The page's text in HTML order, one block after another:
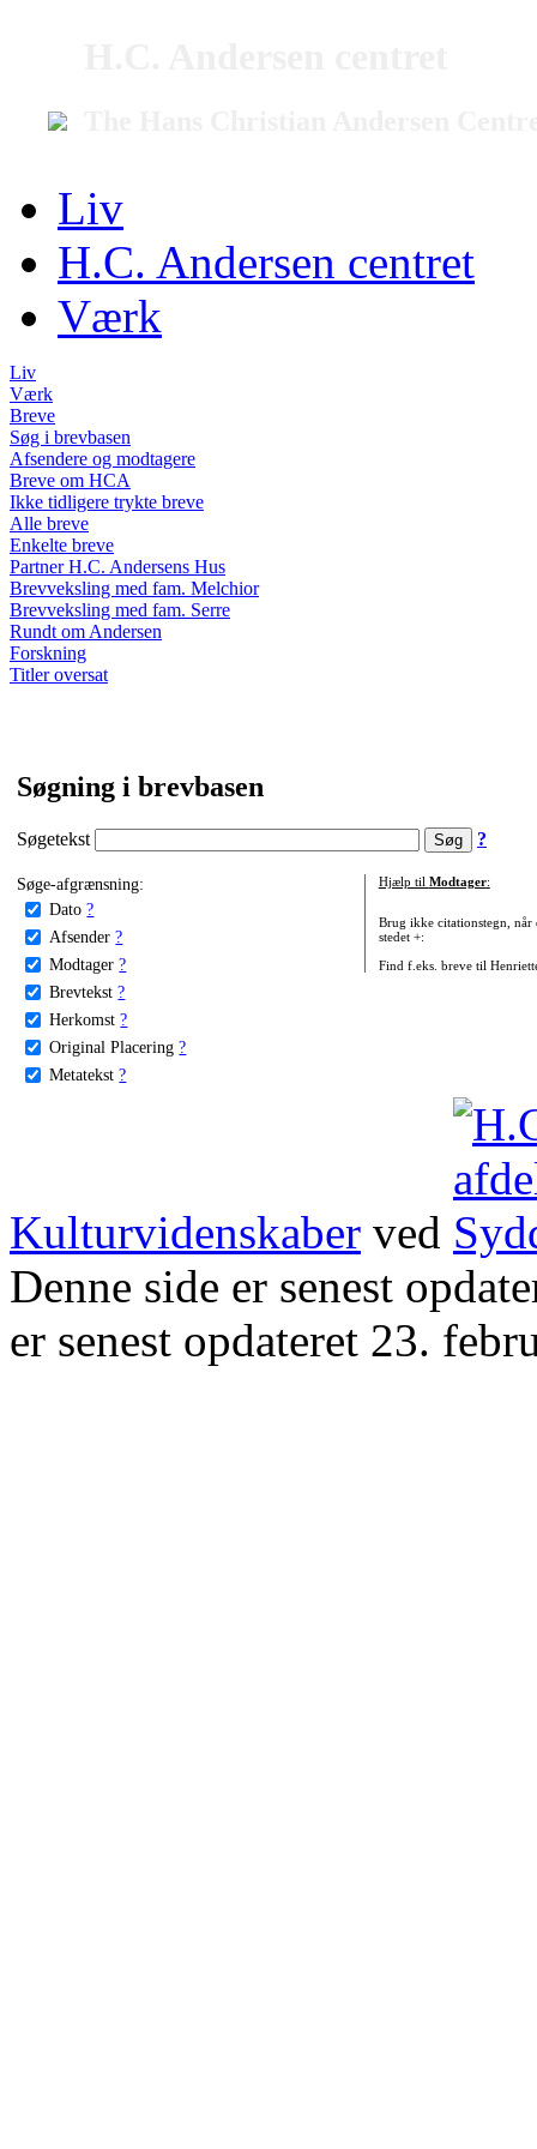
Liv
H.C. Andersen centret
Værk
Liv
Værk
Breve
Søg i brevbasen
Afsendere og modtagere
Breve om HCA
Ikke tidligere trykte breve
Alle breve
Enkelte breve
Partner H.C. Andersens Hus
Brevveksling med fam. Melchior
Brevveksling med fam. Serre
Rundt om Andersen
Forskning
Titler oversat
Søgning i brevbasen
Søgetekst ?
Søge-afgrænsning:
Dato ?
Afsender ?
Modtager ?
Brevtekst ?
Herkomst ?
Original Placering ?
Metatekst ?
Hjælp til Modtager:
Brug ikke citationstegn, når
stedet +:
Find f.eks. breve til
Kulturvidenskaber ved
Denne side er senest
er senest opdateret 23.